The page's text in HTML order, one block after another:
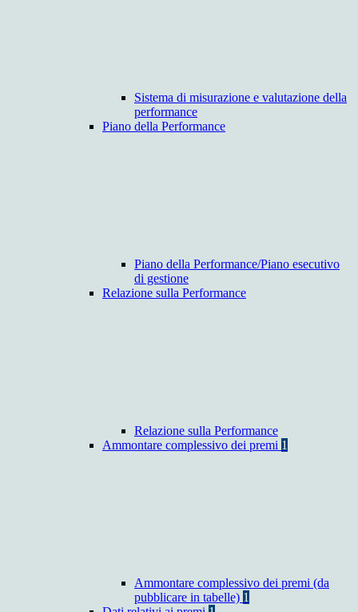
Sistema di misurazione e valutazione della
performance
Piano della Performance
Piano della Performance/Piano esecutivo
di gestione
Relazione sulla Performance
Relazione sulla Performance
Ammontare complessivo dei premi 1
Ammontare complessivo dei premi (da
pubblicare in tabelle) 1